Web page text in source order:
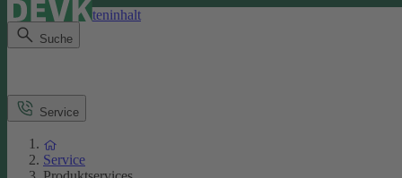
Direkt zum Seiteninhalt
Suche
Service
Service